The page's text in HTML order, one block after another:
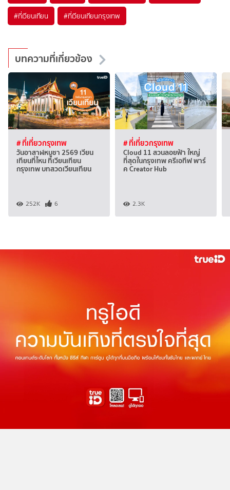
#ที่เวียนเทียน #ที่เวียนเทียนกรุงเทพ
บทความที่เกี่ยวข้อง
# ที่เที่ยวกรุงเทพ
วันอาสาฬหบูชา 2569 เวียน
เทียนที่ไหน ที่เวียนเทียน
กรุงเทพ บทสวดเวียนเทียน
252K 6
# ที่เที่ยวกรุงเทพ
Cloud 11 สวนลอยฟ้า ใหญ่
ที่สุดในกรุงเทพ ครีเอทีฟ พาร์
ค Creator Hub
2.3K